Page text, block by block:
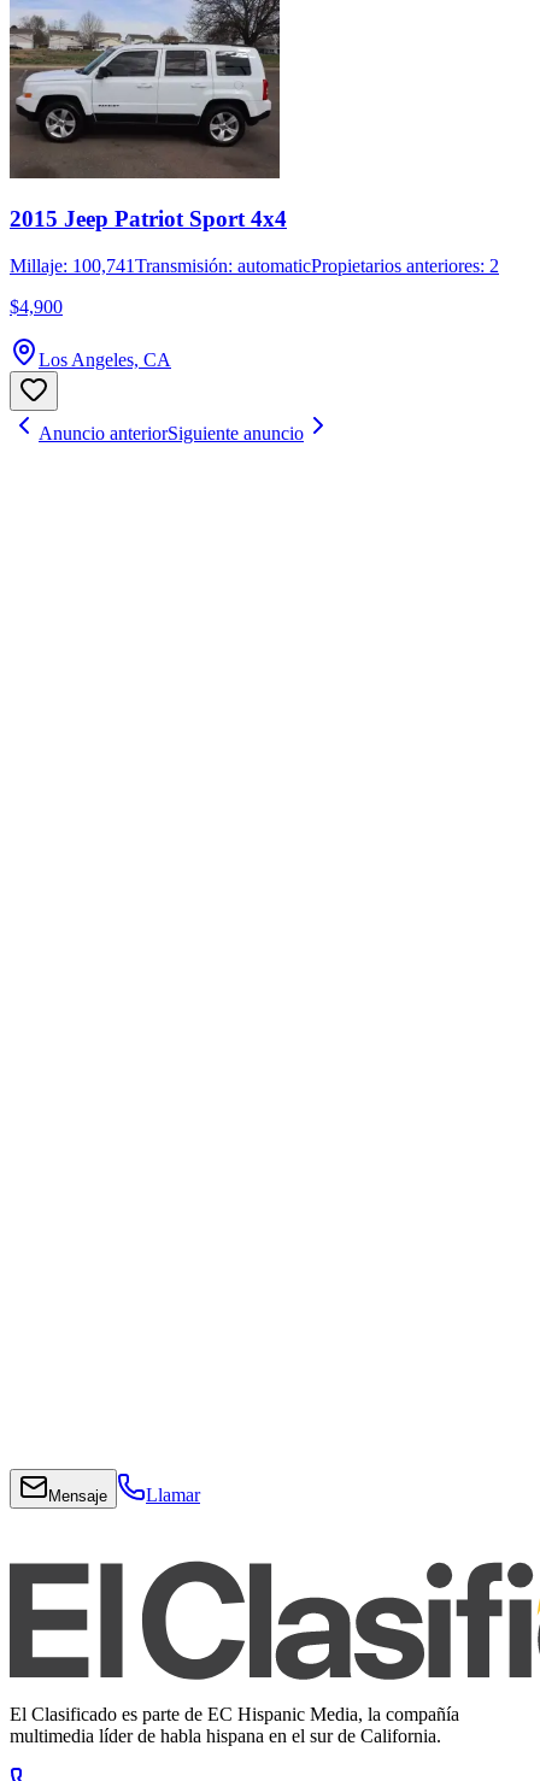
2015 Jeep Patriot Sport 4x4
Millaje: 100,741Transmisión: automaticPropietarios anteriores: 2
$4,900
Los Angeles, CA
Anuncio anteriorSiguiente anuncio
Mensaje Llamar
El Clasificado es parte de EC Hispanic Media, la compañía
multimedia líder de habla hispana en el sur de California.